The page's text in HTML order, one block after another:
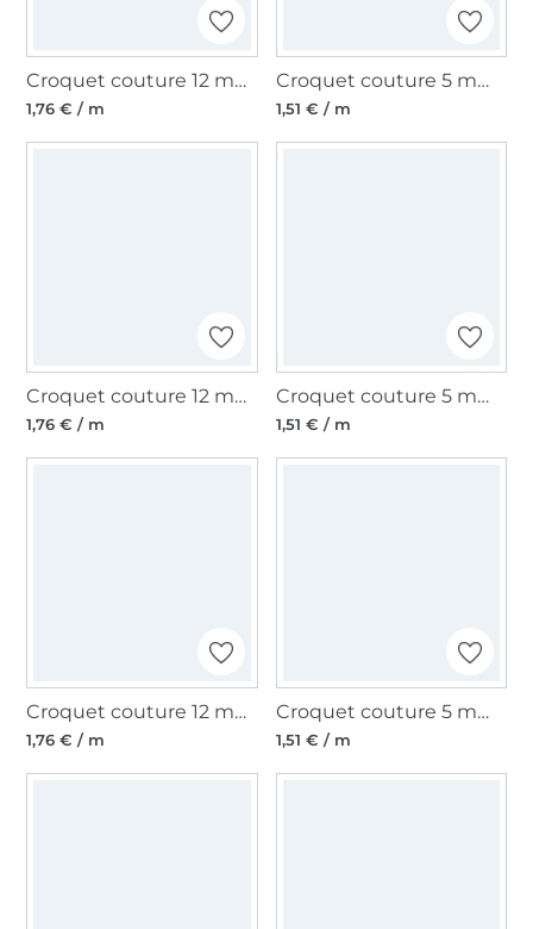
Croquet couture 12 mm, bleu
1,76 € / m
Croquet couture 5 mm, vert fluo
1,51 € / m
Croquet couture 12 mm, vert
1,76 € / m
Croquet couture 5 mm, jaune fluo
1,51 € / m
Croquet couture 12 mm, bleu foncé
1,76 € / m
Croquet couture 5 mm, orange fluo
1,51 € / m